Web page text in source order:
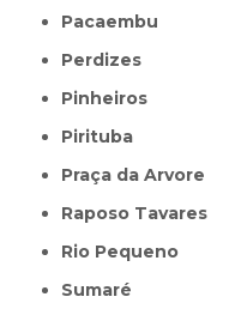
Pacaembu
Perdizes
Pinheiros
Pirituba
Praça da Arvore
Raposo Tavares
Rio Pequeno
Sumaré